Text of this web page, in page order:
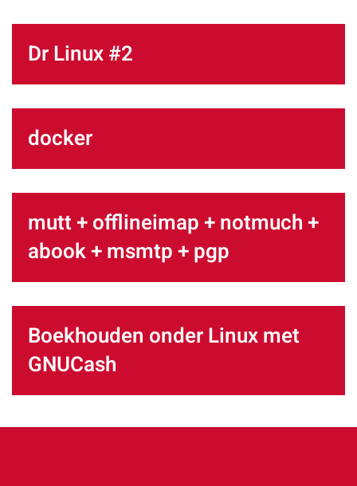
Dr Linux #2
docker
mutt + offlineimap + notmuch +
abook + msmtp + pgp
Boekhouden onder Linux met
GNUCash